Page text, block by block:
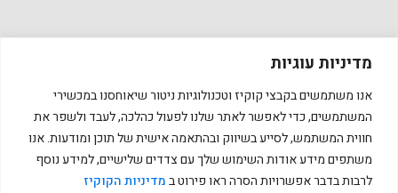
מדיניות עוגיות
אנו משתמשים בקבצי קוקיז וטכנולוגיות ניטור שיאוחסנו במכשירי
המשתמשים, כדי לאפשר לאתר שלנו לפעול כהלכה, לעבד ולשפר את
חווית המשתמש, לסייע בשיווק ובהתאמה אישית של תוכן ומודעות. אנו
משתפים מידע אודות השימוש שלך עם צדדים שלישיים, למידע נוסף
לרבות בדבר אפשרויות הסרה ראו פירוט במדיניות הקוקיז
כל הזכויות שמורות למאייה מזרחי עצמוני Copyright © 2026